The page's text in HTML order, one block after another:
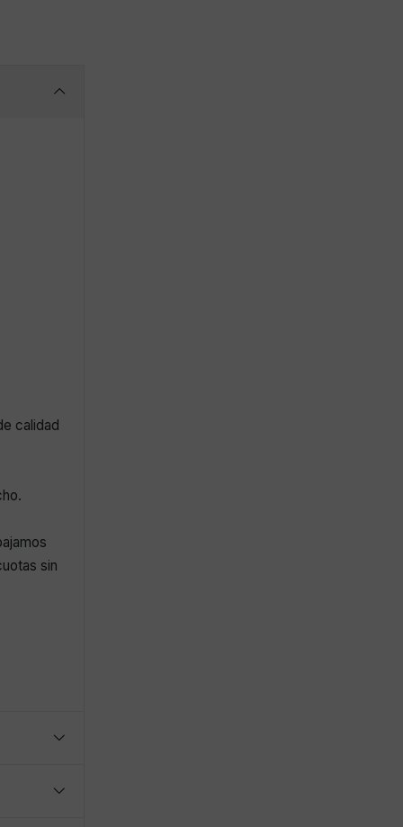
calidad
sin